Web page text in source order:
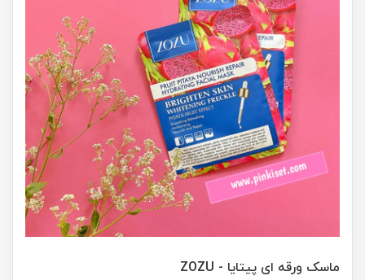
ماسک ‌ورقه ای پیتایا - ZOZU